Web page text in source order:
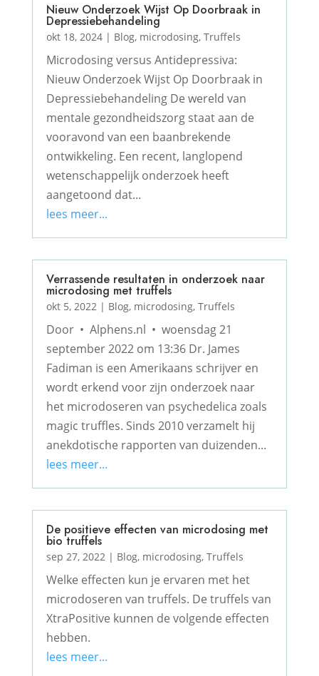
Nieuw Onderzoek Wijst Op Doorbraak in
Depressiebehandeling
okt 18, 2024| Blog, microdosing, Truffels
Microdosing versus Antidepressiva:
Nieuw Onderzoek Wijst Op Doorbraak in
Depressiebehandeling De wereld van
mentale gezondheidszorg staat aan de
vooravond van een baanbrekende
ontwikkeling. Een recent, langlopend
wetenschappelijk onderzoek heeft
aangetoond dat...
lees meer...
Verrassende resultaten in onderzoek naar
microdosing met truffels
okt 5, 2022| Blog, microdosing, Truffels
Door • Alphens.nl • woensdag 21
september 2022 om 13:36 Dr. James
Fadiman is een Amerikaans schrijver en
wordt erkend voor zijn onderzoek naar
het microdoseren van psychedelica zoals
magic truffles. Sinds 2010 verzamelt hij
anekdotische rapporten van duizenden...
lees meer...
De positieve effecten van microdosing met
bio truffels
sep 27, 2022| Blog, microdosing, Truffels
Welke effecten kun je ervaren met het
microdoseren van truffels. De truffels van
XtraPositive kunnen de volgende effecten
hebben.
lees meer...